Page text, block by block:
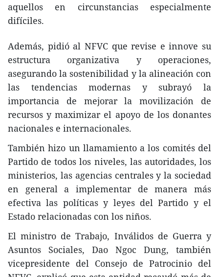
aquellos en circunstancias especialmente
difíciles.
Además, pidió al NFVC que revise e innove su
estructura organizativa y operaciones,
asegurando la sostenibilidad y la alineación con
las tendencias modernas y subrayó la
importancia de mejorar la movilización de
recursos y maximizar el apoyo de los donantes
nacionales e internacionales.
También hizo un llamamiento a los comités del
Partido de todos los niveles, las autoridades, los
ministerios, las agencias centrales y la sociedad
en general a implementar de manera más
efectiva las políticas y leyes del Partido y el
Estado relacionadas con los niños.
El ministro de Trabajo, Inválidos de Guerra y
Asuntos Sociales, Dao Ngoc Dung, también
vicepresidente del Consejo de Patrocinio del